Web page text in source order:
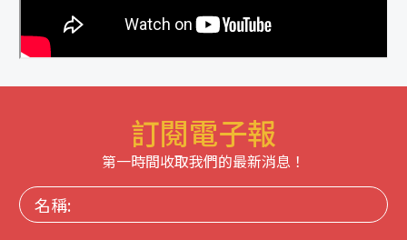
訂閱電子報
第一時間收取我們的最新消息！
名
稱: